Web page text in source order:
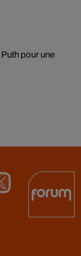
pour une